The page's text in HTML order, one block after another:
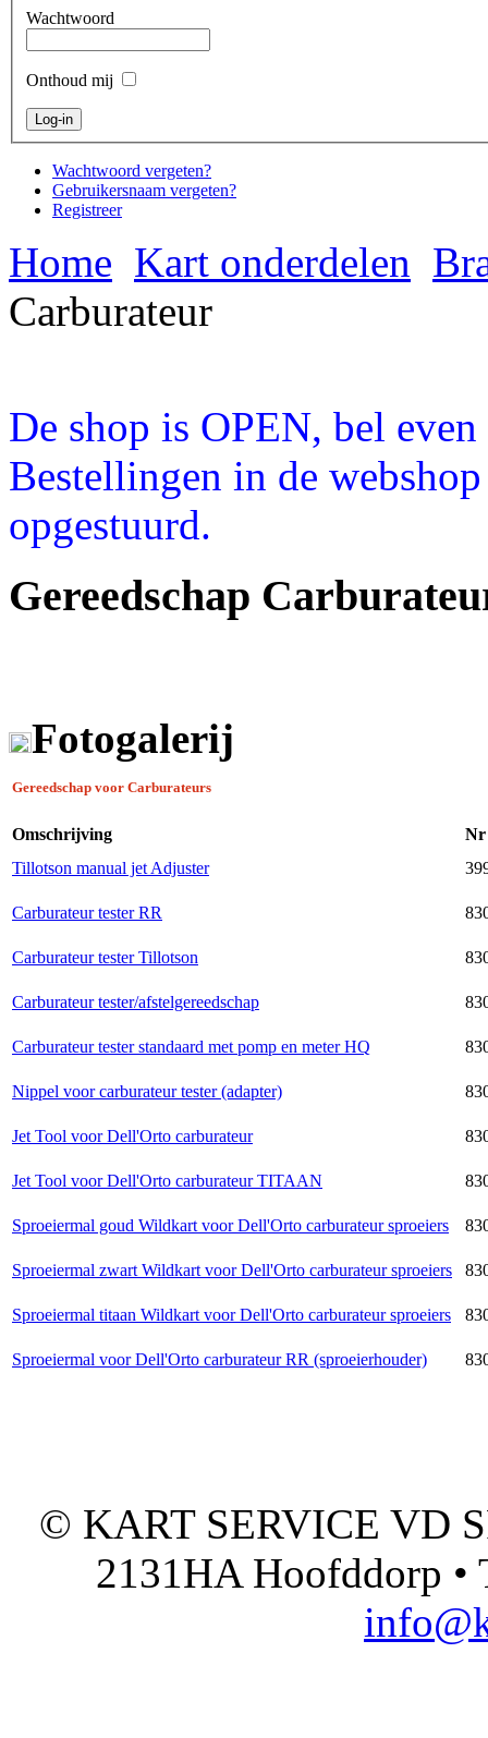
Wachtwoord
Onthoud mij
Wachtwoord vergeten?
Gebruikersnaam vergeten?
Registreer
Home Kart onderdelen
Carburateur
De shop is OPEN, bel
Bestellingen in de
opgestuurd.
Gereedschap
Fotogalerij
Gereedschap voor Carburateurs
Omschrijving
Nr
Tillotson manual jet Adjuster
Carburateur tester RR
Carburateur tester Tillotson
Carburateur tester/afstelgereedschap
Carburateur tester standaard met pomp en meter HQ
Nippel voor carburateur tester (adapter)
Jet Tool voor Dell'Orto carburateur
Jet Tool voor Dell'Orto carburateur TITAAN
Sproeiermal goud Wildkart voor Dell'Orto carburateur sproeiers
Sproeiermal zwart Wildkart voor Dell'Orto carburateur sproeiers
Sproeiermal titaan Wildkart voor Dell'Orto carburateur sproeiers
Sproeiermal voor Dell'Orto carburateur RR (sproeierhouder)
© KART SERVICE VD
2131HA Hoofddorp •